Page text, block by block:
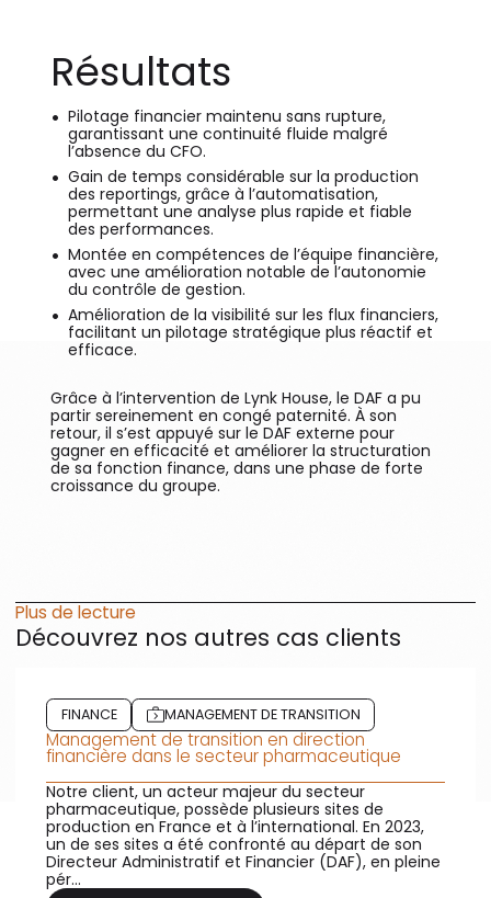
Résultats
Pilotage financier maintenu sans rupture,
garantissant une continuité fluide malgré
l’absence du CFO.
Gain de temps considérable sur la production
des reportings, grâce à l’automatisation,
permettant une analyse plus rapide et fiable
des performances.
Montée en compétences de l’équipe financière,
avec une amélioration notable de l’autonomie
du contrôle de gestion.
Amélioration de la visibilité sur les flux financiers,
facilitant un pilotage stratégique plus réactif et
efficace.
Grâce à l’intervention de Lynk House, le DAF a pu
partir sereinement en congé paternité. À son
retour, il s’est appuyé sur le DAF externe pour
gagner en efficacité et améliorer la structuration
de sa fonction finance, dans une phase de forte
croissance du groupe.
Plus de lecture
Découvrez nos autres cas clients
FINANCE MANAGEMENT DE TRANSITION
Management de transition en direction
financière dans le secteur pharmaceutique
Notre client, un acteur majeur du secteur
pharmaceutique, possède plusieurs sites de
production en France et à l’international. En 2023,
un de ses sites a été confronté au départ de son
Directeur Administratif et Financier (DAF), en pleine
pér...